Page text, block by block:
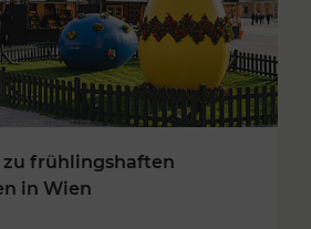
zu frühlingshaften
in Wien